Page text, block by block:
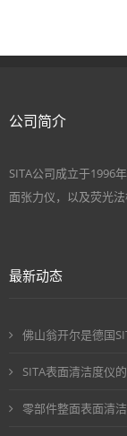
公司简介
SITA公司成立于1996
面张力仪，以及荧光
最新动态
佛山翁开尔是德国
SITA表面清洁度仪
零部件整面表面清